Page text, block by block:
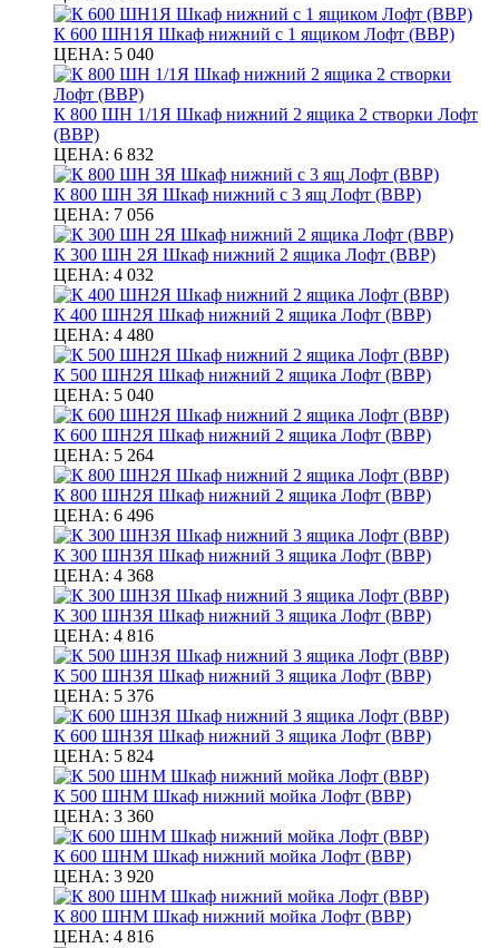
К 600 ШН1Я Шкаф нижний с 1 ящиком Лофт (ВВР)
ЦЕНА: 5 040
К 800 ШН 1/1Я Шкаф нижний 2 ящика 2 створки Лофт
(ВВР)
ЦЕНА: 6 832
К 800 ШН 3Я Шкаф нижний с 3 ящ Лофт (ВВР)
ЦЕНА: 7 056
К 300 ШН 2Я Шкаф нижний 2 ящика Лофт (ВВР)
ЦЕНА: 4 032
К 400 ШН2Я Шкаф нижний 2 ящика Лофт (ВВР)
ЦЕНА: 4 480
К 500 ШН2Я Шкаф нижний 2 ящика Лофт (ВВР)
ЦЕНА: 5 040
К 600 ШН2Я Шкаф нижний 2 ящика Лофт (ВВР)
ЦЕНА: 5 264
К 800 ШН2Я Шкаф нижний 2 ящика Лофт (ВВР)
ЦЕНА: 6 496
К 300 ШН3Я Шкаф нижний 3 ящика Лофт (ВВР)
ЦЕНА: 4 368
К 300 ШН3Я Шкаф нижний 3 ящика Лофт (ВВР)
ЦЕНА: 4 816
К 500 ШН3Я Шкаф нижний 3 ящика Лофт (ВВР)
ЦЕНА: 5 376
К 600 ШН3Я Шкаф нижний 3 ящика Лофт (ВВР)
ЦЕНА: 5 824
К 500 ШНМ Шкаф нижний мойка Лофт (ВВР)
ЦЕНА: 3 360
К 600 ШНМ Шкаф нижний мойка Лофт (ВВР)
ЦЕНА: 3 920
К 800 ШНМ Шкаф нижний мойка Лофт (ВВР)
ЦЕНА: 4 816